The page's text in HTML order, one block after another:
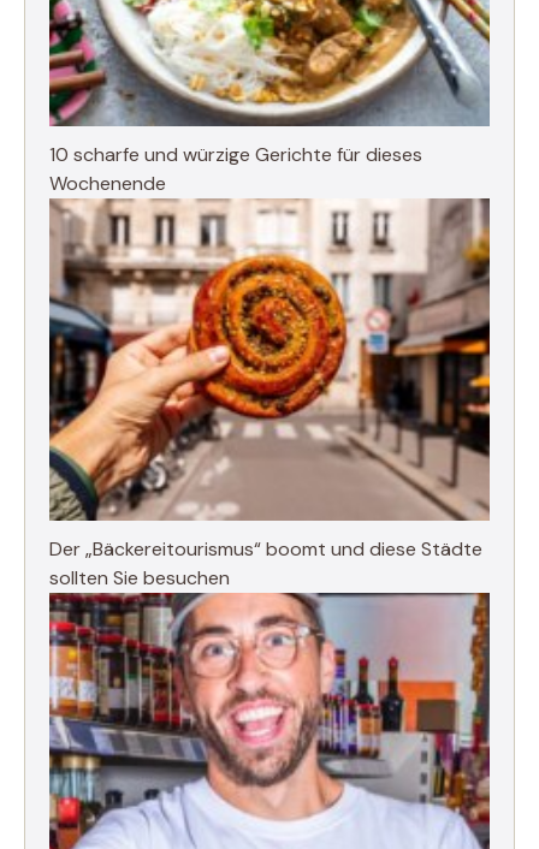
10 scharfe und würzige Gerichte für dieses
Wochenende
Der „Bäckereitourismus“ boomt und diese Städte
sollten Sie besuchen